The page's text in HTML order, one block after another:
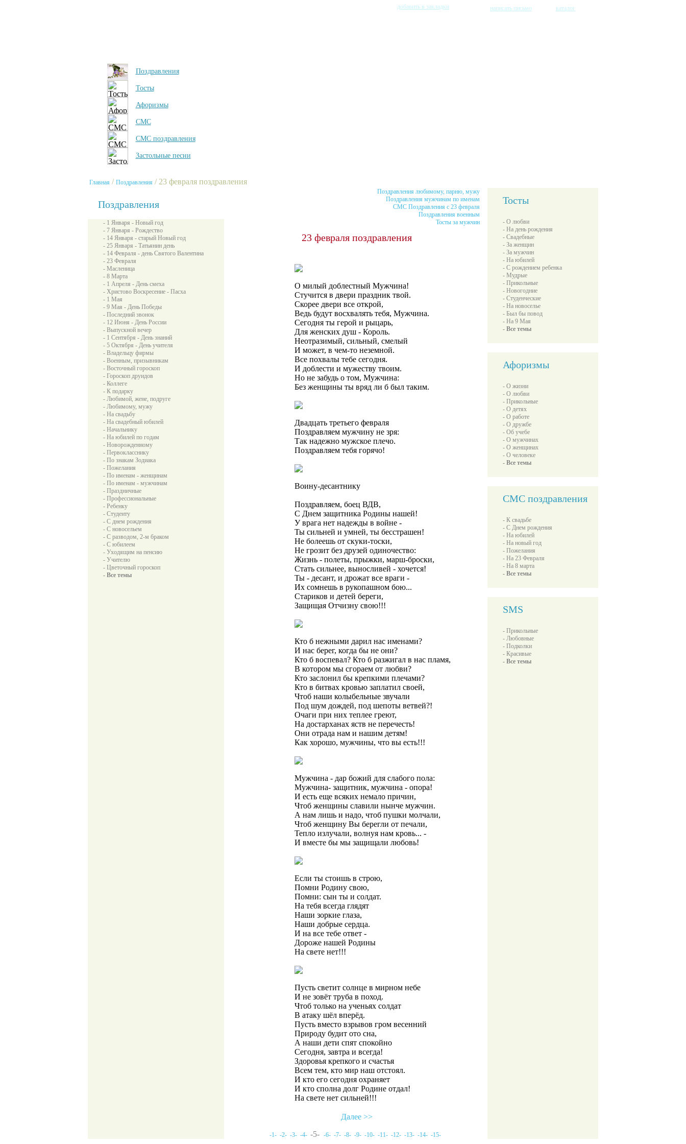
добавить в закладки написать письмо каталог
Поздравления
Тосты
Афоризмы
СМС
СМС поздравления
Застольные песни
Главная / Поздравления / 23 февраля поздравления
Поздравления
- 1 Января - Новый год
- 7 Января - Рождество
- 14 Января - старый Новый год
- 25 Января - Татьянин день
- 14 Февраля - день Святого Валентина
- 23 Февраля
- Масленица
- 8 Марта
- 1 Апреля - День смеха
- Христово Воскресение - Пасха
- 1 Мая
- 9 Мая - День Победы
- Последний звонок
- 12 Июня - День России
- Выпускной вечер
- 1 Сентября - День знаний
- 5 Октября - День учителя
- Владельцу фирмы
- Военным, призывникам
- Восточный гороскоп
- Гороскоп друидов
- Коллеге
- К подарку
- Любимой, жене, подруге
- Любимому, мужу
- На свадьбу
- На свадебный юбилей
- Начальнику
- На юбилей по годам
- Новорожденному
- Первокласснику
- По знакам Зодиака
- Пожелания
- По именам - женщинам
- По именам - мужчинам
- Праздничные
- Профессиональные
- Ребенку
- Студенту
- С днем рождения
- С новосельем
- С разводом, 2-м браком
- С юбилеем
- Уходящим на пенсию
- Учителю
- Цветочный гороскоп
- Все темы
Поздравления любимому, парню, мужу
Поздравления мужчинам по именам
СМС Поздравления с 23 февраля
Поздравления военным
Тосты за мужчин
23 февраля поздравления
О милый доблестный Мужчина!
Стучится в двери праздник твой.
Скорее двери все открой,
Ведь будут восхвалять тебя, Мужчина.
Сегодня ты герой и рыцарь,
Для женских душ - Король.
Неотразимый, сильный, смелый
И может, в чем-то неземной.
Все похвалы тебе сегодня.
И доблести и мужеству твоим.
Но не забудь о том, Мужчина:
Без женщины ты вряд ли б был таким.
Двадцать третьего февраля
Поздравляем мужчину не зря:
Так надежно мужское плечо.
Поздравляем тебя горячо!
Воину-десантнику
Поздравляем, боец ВДВ,
С Днем защитника Родины нашей!
У врага нет надежды в войне -
Ты сильней и умней, ты бесстрашен!
Не болеешь от скуки-тоски,
Не грозит без друзей одиночество:
Жизнь - полеты, прыжки, марш-броски,
Стать сильнее, выносливей - хочется!
Ты - десант, и дрожат все враги -
Их сомнешь в рукопашном бою...
Стариков и детей береги,
Защищая Отчизну свою!!!
Кто б нежными дарил нас именами?
И нас берег, когда бы не они?
Кто б воспевал? Кто б разжигал в нас пламя,
В котором мы сгораем от любви?
Кто заслонил бы крепкими плечами?
Кто в битвах кровью заплатил своей,
Чтоб наши колыбельные звучали
Под шум дождей, под шепоты ветвей?!
Очаги при них теплее греют,
На достарханах яств не перечесть!
Они отрада нам и нашим детям!
Как хорошо, мужчины, что вы есть!!!
Мужчина - дар божий для слабого пола:
Мужчина- защитник, мужчина - опора!
И есть еще всяких немало причин,
Чтоб женщины славили нынче мужчин.
А нам лишь и надо, чтоб пушки молчали,
Чтоб женщину Вы берегли от печали,
Тепло излучали, волнуя нам кровь... -
И вместе бы мы защищали любовь!
Если ты стоишь в строю,
Помни Родину свою,
Помни: сын ты и солдат.
На тебя всегда глядят
Наши зоркие глаза,
Наши добрые сердца.
И на все тебе ответ -
Дороже нашей Родины
На свете нет!!!
Пусть светит солнце в мирном небе
И не зовёт труба в поход.
Чтоб только на ученьях солдат
В атаку шёл вперёд.
Пусть вместо взрывов гром весенний
Природу будит ото сна,
А наши дети спят спокойно
Сегодня, завтра и всегда!
Здоровья крепкого и счастья
Всем тем, кто мир наш отстоял.
И кто его сегодня охраняет
И кто сполна долг Родине отдал!
На свете нет сильней!!!
Далее >>
-1- -2- -3- -4- -5- -6- -7- -8- -9- -10- -11- -12- -13- -14- -15-
Тосты
- О любви
- На день рождения
- Свадебные
- За женщин
- За мужчин
- На юбилей
- С рождением ребенка
- Мудрые
- Прикольные
- Новогодние
- Студенческие
- На новоселье
- Был бы повод
- На 9 Мая
- Все темы
Афоризмы
- О жизни
- О любви
- Прикольные
- О детях
- О работе
- О дружбе
- Об учебе
- О мужчинах
- О женщинах
- О человеке
- Все темы
СМС поздравления
- К свадьбе
- С Днем рождения
- На юбилей
- На новый год
- Пожелания
- На 23 Февраля
- На 8 марта
- Все темы
SMS
- Прикольные
- Любовные
- Подколки
- Красивые
- Все темы